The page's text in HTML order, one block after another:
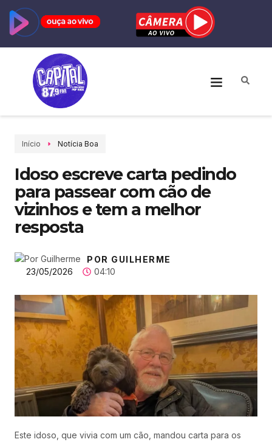
Início Notícia Boa
Idoso escreve carta pedindo
para passear com cão de
vizinhos e tem a melhor
resposta
POR GUILHERME
23/05/2026
04:10
Este idoso, que vivia com um cão, mandou carta para os